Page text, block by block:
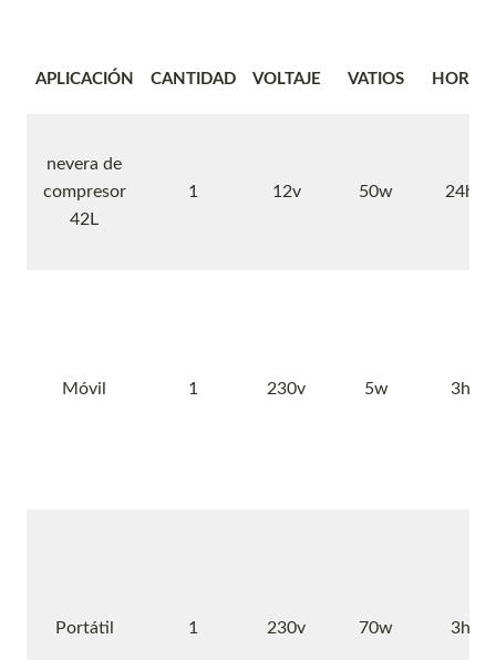
APLICACIÓN CANTIDAD VOLTAJE VATIOS HORAS
nevera de
compresor
42L
1 12v 50w 24h
Móvil 1 230v 5w 3h
Portátil 1 230v 70w 3h